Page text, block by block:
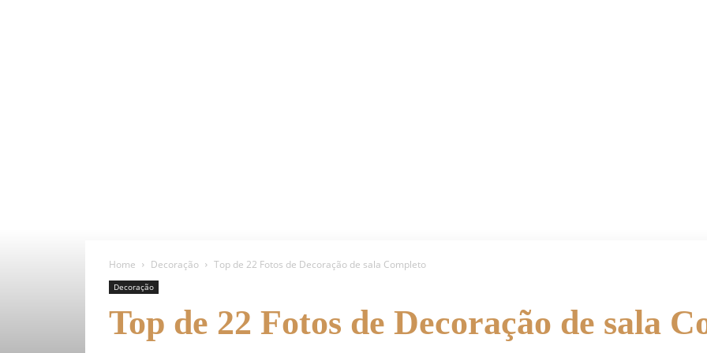
Home Decoração Top de 22 Fotos de Decoração de sala Completo
Decoração
Top de 22 Fotos de Decoração de sala